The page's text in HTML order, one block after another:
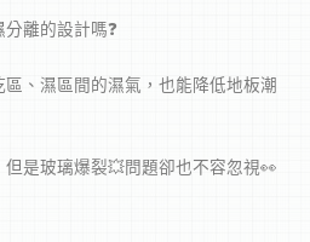
離的設計嗎❓
、濕區間的濕氣，也能降低地板潮
是玻璃爆裂💥問題卻也不容忽視👀